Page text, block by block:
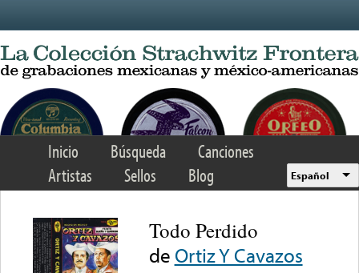
Inicio Búsqueda
Canciones
Artistas
Sellos Blog Español
Todo Perdido
de Ortiz Y Cavazos